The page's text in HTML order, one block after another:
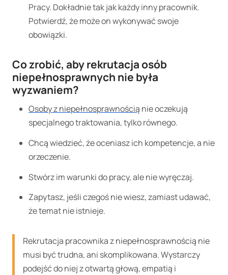
Pracy. Dokładnie tak jak każdy inny pracownik.
Potwierdź, że może on wykonywać swoje
obowiązki.
Co zrobić, aby rekrutacja osób
niepełnosprawnych nie była
wyzwaniem?
Osoby z niepełnosprawnością nie oczekują
specjalnego traktowania, tylko równego.
Chcą wiedzieć, że oceniasz ich kompetencje, a nie
orzeczenie.
Stwórz im warunki do pracy, ale nie wyręczaj.
Zapytasz, jeśli czegoś nie wiesz, zamiast udawać,
że temat nie istnieje.
Rekrutacja pracownika z niepełnosprawnością nie
musi być trudna, ani skomplikowana. Wystarczy
podejść do niej z otwartą głową, empatią i